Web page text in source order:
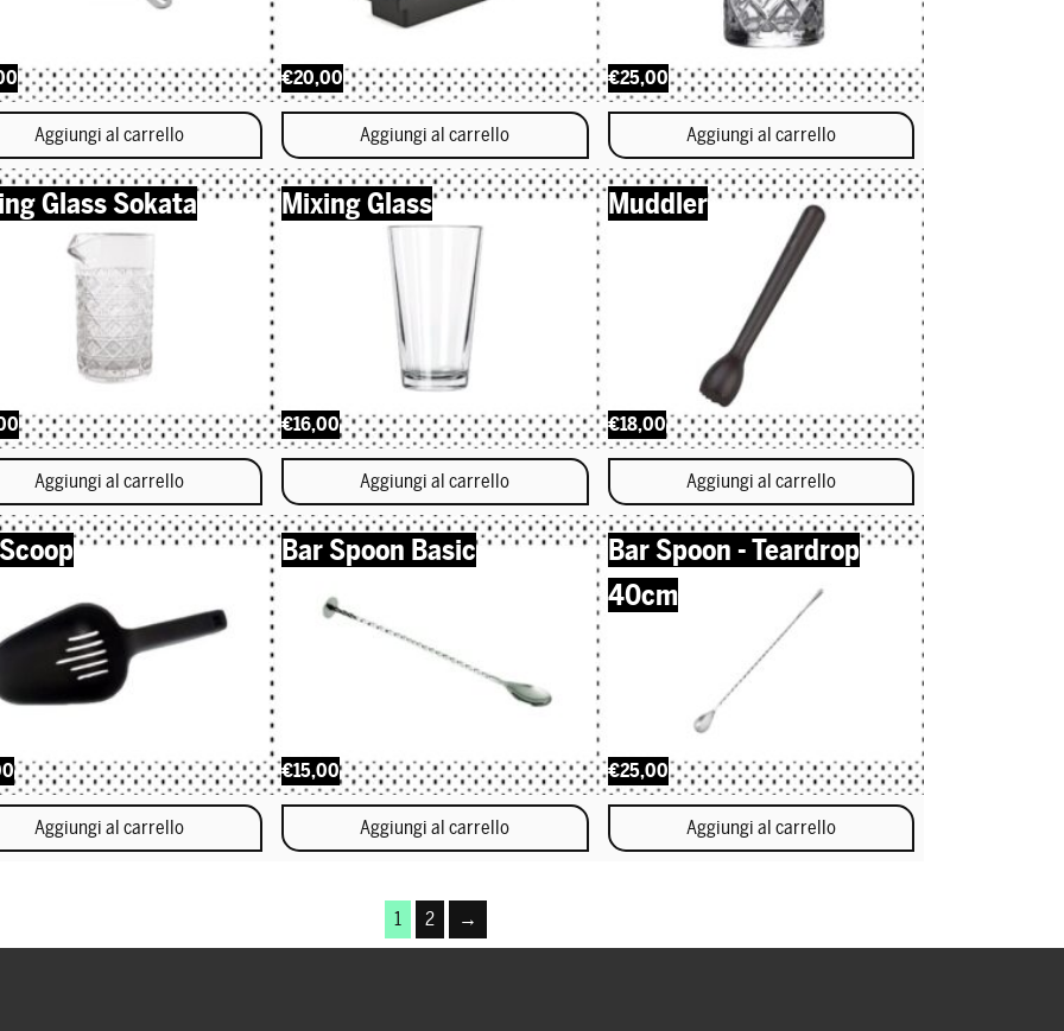
Aggiungi al carrello
€20,00
Aggiungi al carrello
€25,00
Aggiungi al carrello
Glass Sokata
Aggiungi al carrello
Mixing Glass
€16,00
Aggiungi al carrello
Muddler
€18,00
Aggiungi al carrello
Aggiungi al carrello
Bar Spoon Basic
€15,00
Aggiungi al carrello
Bar Spoon - Teardrop
40cm
€25,00
Aggiungi al carrello
1 2 →